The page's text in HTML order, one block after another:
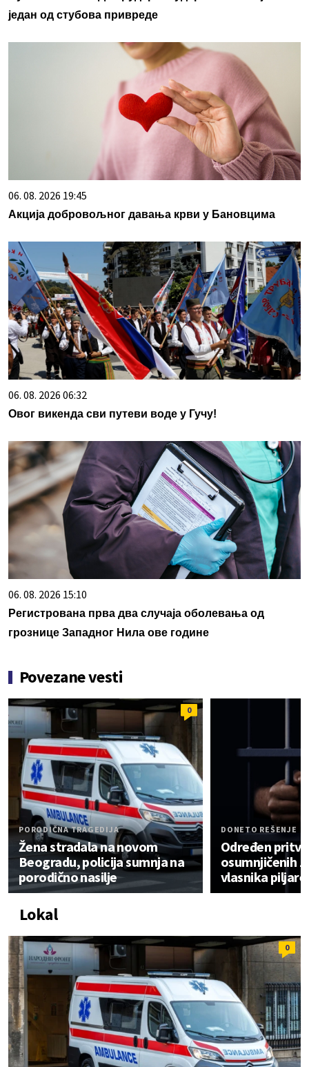
један од стубова привреде
06. 08. 2026 19:45
Акција добровољног давања крви у Бановцима
06. 08. 2026 06:32
Овог викенда сви путеви воде у Гучу!
06. 08. 2026 15:10
Регистрована прва два случаја оболевања од
грознице Западног Нила ове године
Povezane vesti
0
PORODIČNA TRAGEDIJA
Žena stradala na novom
Beogradu, policija sumnja na
porodično nasilje
DONETO REŠENJE
Određen
osumnjičenih
vlasnika piljare
Lokal
0